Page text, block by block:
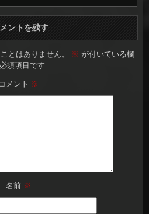
ントを残す
とはありません。 ※ が付いている欄
須項目です
コメント ※
名前 ※